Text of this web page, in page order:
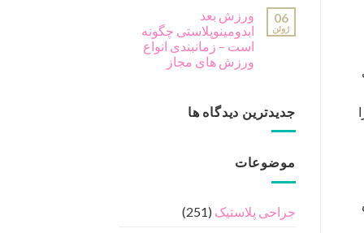
06
ژوئن
ورزش بعد
ابدومینوپلاستی چگونه
است – زمانبندی انواع
ورزش های مجاز
جدیدترین دیدگاه ها
موضوعات
جراحی پلاستیک (251)